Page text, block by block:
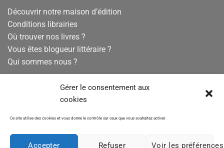
Gérer le consentement aux
cookies
Ce site utilise des cookies et vous donne le contrôle sur ceux que vous souhaitez activer.
Accepter Refuser Voir les préférences
Découvrir notre maison d’édition
Conditions librairies
Où trouver nos livres ?
Vous êtes blogueur littéraire ?
Qui sommes nous ?
Conditions générales de vente
Mentions légales
Politique de cookies